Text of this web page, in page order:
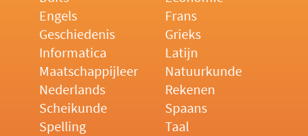
Engels
Frans
Geschiedenis
Grieks
Informatica
Latijn
Maatschappijleer
Natuurkunde
Nederlands
Rekenen
Scheikunde
Spaans
Spelling
Taal